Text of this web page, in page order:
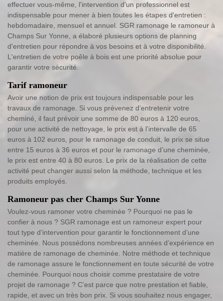
effectuer vous-même, l'intervention d'un professionnel est
indispensable pour mener à bien toutes les étapes d'entretien :
hebdomadaire, mensuel et annuel. SGR ramonage le ramoneur à
Champs Sur Yonne, a élaboré plusieurs options de planning
d'entretien pour répondre à vos besoins et à votre disponibilité.
L'entretien de votre poêle à bois est une priorité absolue pour
garantir votre sécurité.
Tarif ramoneur
Avoir une notion de prix est toujours indispensable pour les
travaux de ramonage. Si vous prévenez d’entretenir votre
cheminé, il faut prévoir une somme de 80 euros à 120 euros,
pour une activité de nettoyage, le prix est à l’intervalle de 65
euros à 102 euros, pour le ramonage de conduit, le prix se situe
entre 15 euros à 36 euros et pour le ramonage d’une cheminée,
le prix est entre 40 à 80 euros. Le prix de la réalisation de cette
activité peut changer aussi selon la méthode, technique et les
produits employés.
Ramoneur pas cher Champs Sur Yonne
Voulez-vous ramoner votre cheminée ? Pourquoi ne pas le
confier à nous ? SGR ramonage est un ramoneur expert pour
tout type d’intervention pour garantir le fonctionnement d’une
cheminée. Nous possédons nombreuses années d’expérience en
matière de ramonage de cheminée. Notre méthode et technique
de ramonage assure le fonctionnement en toute sécurité de votre
cheminée. Pourquoi nous choisir comme prestataire de votre
projet de ramonage ? C’est parce que notre prestation et fiable,
rapide, et avec un très bon prix. Si vous souhaitez nous engager,